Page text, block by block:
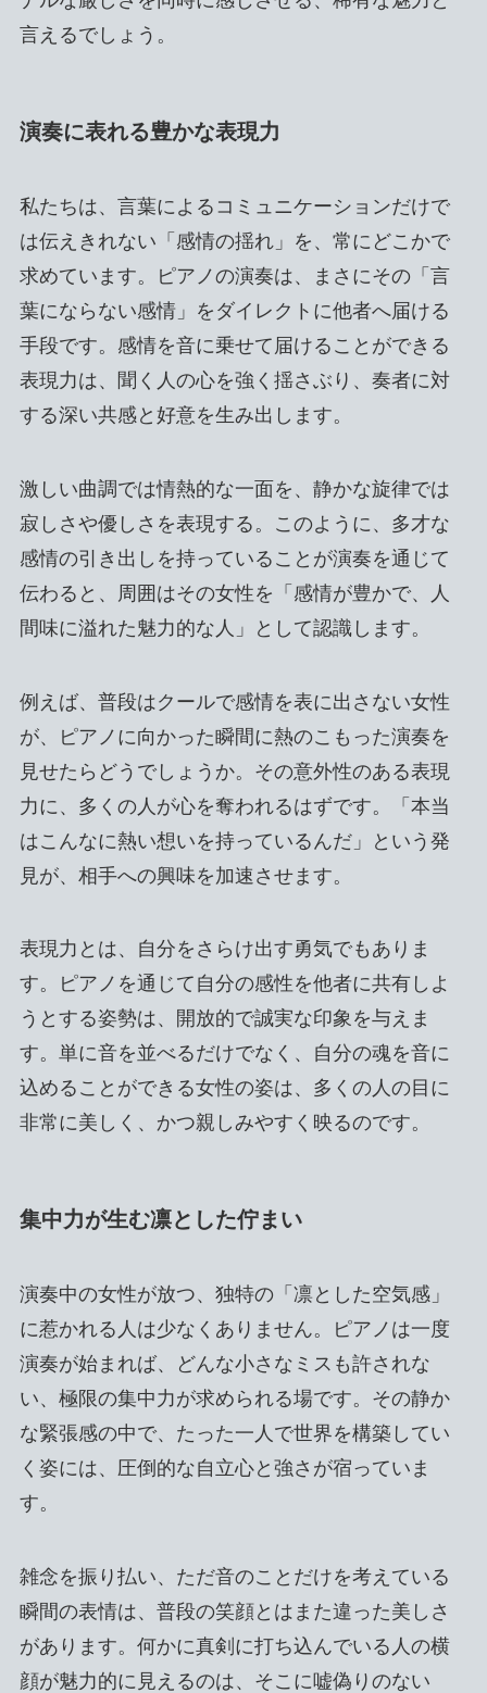
言えるでしょう。
演奏に表れる豊かな表現力
私たちは、言葉によるコミュニケーションだけで
は伝えきれない「感情の揺れ」を、常にどこかで
求めています。ピアノの演奏は、まさにその「言
葉にならない感情」をダイレクトに他者へ届ける
手段です。感情を音に乗せて届けることができる
表現力は、聞く人の心を強く揺さぶり、奏者に対
する深い共感と好意を生み出します。
激しい曲調では情熱的な一面を、静かな旋律では
寂しさや優しさを表現する。このように、多才な
感情の引き出しを持っていることが演奏を通じて
伝わると、周囲はその女性を「感情が豊かで、人
間味に溢れた魅力的な人」として認識します。
例えば、普段はクールで感情を表に出さない女性
が、ピアノに向かった瞬間に熱のこもった演奏を
見せたらどうでしょうか。その意外性のある表現
力に、多くの人が心を奪われるはずです。「本当
はこんなに熱い想いを持っているんだ」という発
見が、相手への興味を加速させます。
表現力とは、自分をさらけ出す勇気でもありま
す。ピアノを通じて自分の感性を他者に共有しよ
うとする姿勢は、開放的で誠実な印象を与えま
す。単に音を並べるだけでなく、自分の魂を音に
込めることができる女性の姿は、多くの人の目に
非常に美しく、かつ親しみやすく映るのです。
集中力が生む凛とした佇まい
演奏中の女性が放つ、独特の「凛とした空気感」
に惹かれる人は少なくありません。ピアノは一度
演奏が始まれば、どんな小さなミスも許されな
い、極限の集中力が求められる場です。その静か
な緊張感の中で、たった一人で世界を構築してい
く姿には、圧倒的な自立心と強さが宿っていま
す。
雑念を振り払い、ただ音のことだけを考えている
瞬間の表情は、普段の笑顔とはまた違った美しさ
があります。何かに真剣に打ち込んでいる人の横
顔が魅力的に見えるのは、そこに嘘偽りのない